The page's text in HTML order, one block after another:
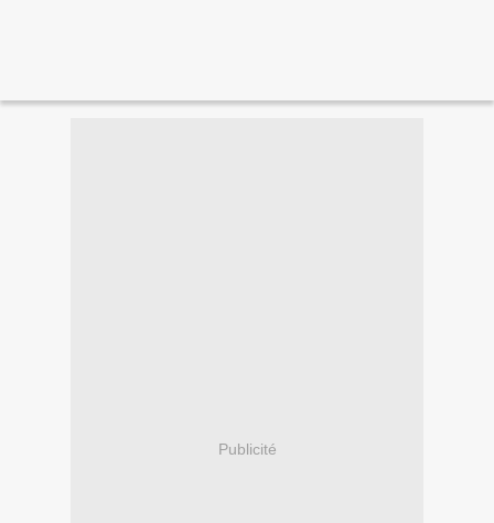
Publicité